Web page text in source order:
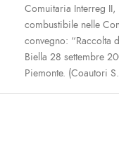
Comuitaria Interreg
combustibile nelle
convegno: “Raccolta
Biella 28 settembre
Piemonte. (Coautori